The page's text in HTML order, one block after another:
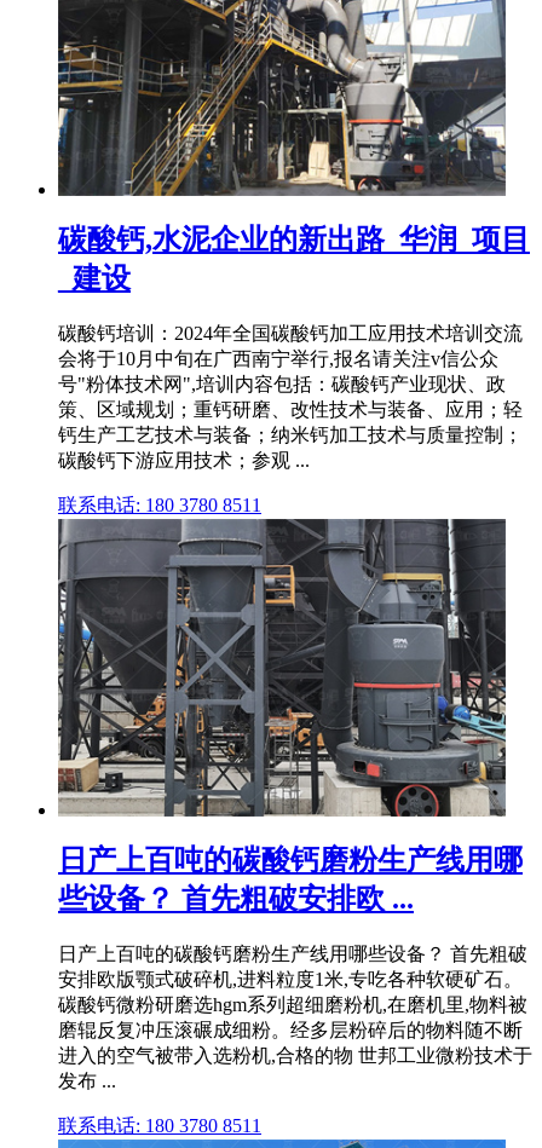
碳酸钙,水泥企业的新出路_华润_项目
_建设
碳酸钙培训：2024年全国碳酸钙加工应用技术培训交流
会将于10月中旬在广西南宁举行,报名请关注v信公众
号"粉体技术网",培训内容包括：碳酸钙产业现状、政
策、区域规划；重钙研磨、改性技术与装备、应用；轻
钙生产工艺技术与装备；纳米钙加工技术与质量控制；
碳酸钙下游应用技术；参观 ...
联系电话: 180 3780 8511
日产上百吨的碳酸钙磨粉生产线用哪
些设备？ 首先粗破安排欧 ...
日产上百吨的碳酸钙磨粉生产线用哪些设备？ 首先粗破
安排欧版颚式破碎机,进料粒度1米,专吃各种软硬矿石。
碳酸钙微粉研磨选hgm系列超细磨粉机,在磨机里,物料被
磨辊反复冲压滚碾成细粉。经多层粉碎后的物料随不断
进入的空气被带入选粉机,合格的物 世邦工业微粉技术于
发布 ...
联系电话: 180 3780 8511